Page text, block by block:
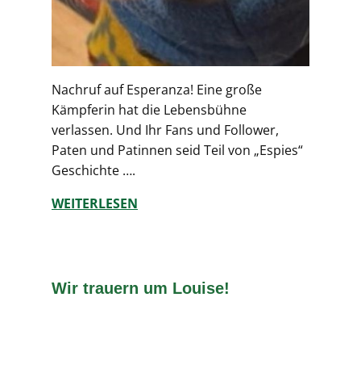
Nachruf auf Esperanza! Eine große
Kämpferin hat die Lebensbühne
verlassen. Und Ihr Fans und Follower,
Paten und Patinnen seid Teil von „Espies“
Geschichte ….
WEITERLESEN
Wir trauern um Louise!